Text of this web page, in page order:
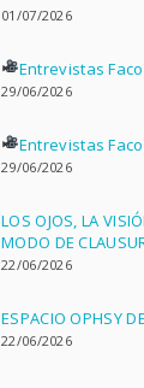
01/07/2026
Entrevistas
29/06/2026
Entrevistas
29/06/2026
LOS OJOS, LA
MODO DE
22/06/2026
ESPACIO OPHSY
22/06/2026